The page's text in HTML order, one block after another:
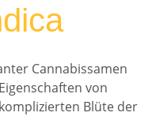
Cannabissamen
von
Blüte der